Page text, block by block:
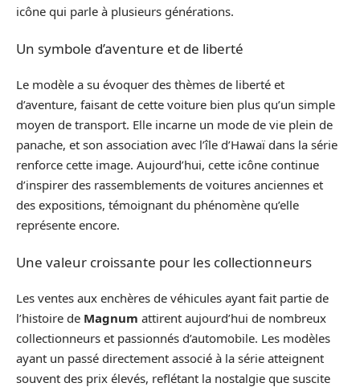
icône qui parle à plusieurs générations.
Un symbole d’aventure et de liberté
Le modèle a su évoquer des thèmes de liberté et
d’aventure, faisant de cette voiture bien plus qu’un simple
moyen de transport. Elle incarne un mode de vie plein de
panache, et son association avec l’île d’Hawaï dans la série
renforce cette image. Aujourd’hui, cette icône continue
d’inspirer des rassemblements de voitures anciennes et
des expositions, témoignant du phénomène qu’elle
représente encore.
Une valeur croissante pour les collectionneurs
Les ventes aux enchères de véhicules ayant fait partie de
l’histoire de Magnum attirent aujourd’hui de nombreux
collectionneurs et passionnés d’automobile. Les modèles
ayant un passé directement associé à la série atteignent
souvent des prix élevés, reflétant la nostalgie que suscite